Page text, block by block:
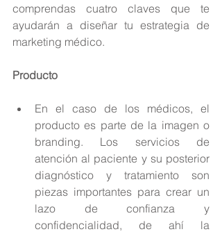
comprendas cuatro claves que te
ayudarán a diseñar tu estrategia de
marketing médico.
Producto
En el caso de los médicos, el
producto es parte de la imagen o
branding. Los servicios de
atención al paciente y su posterior
diagnóstico y tratamiento son
piezas importantes para crear un
lazo de confianza y
confidencialidad, de ahí la